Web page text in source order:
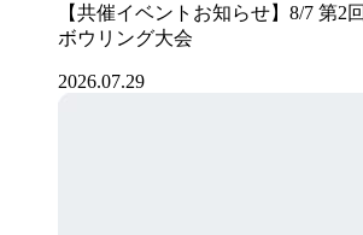
【共催イベントお知らせ】8/7 第2
ボウリング大会
2026.07.29